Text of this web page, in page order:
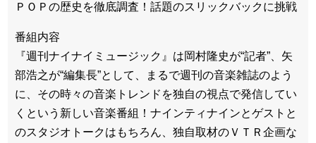
ＰＯＰの歴史を徹底調査！話題のスリックバックに挑戦
番組内容
『週刊ナイナイミュージック』は岡村隆史が“記者”、矢
部浩之が“編集長”として、まるで週刊の音楽雑誌のよう
に、その時々の音楽トレンドを独自の視点で発信してい
くという新しい音楽番組！ナインティナインとゲストと
のスタジオトークはもちろん、独自取材のＶＴＲ企画な